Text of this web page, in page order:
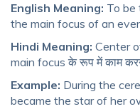
English Meaning: To be
the main focus of an
Hindi Meaning: Center
main focus के रूप में काम
Example: During the
became the star of her